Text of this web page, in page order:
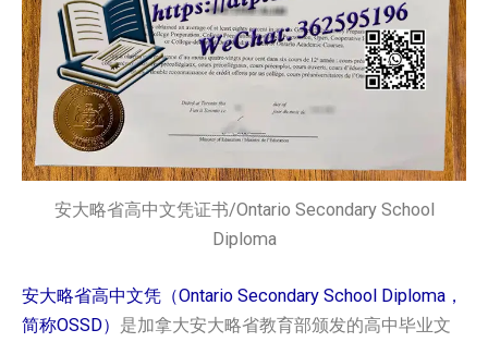
安大略省高中文凭证书/Ontario Secondary School
Diploma
安大略省高中文凭（Ontario Secondary School Diploma，
简称OSSD） 是加拿大安大略省教育部颁发的高中毕业文